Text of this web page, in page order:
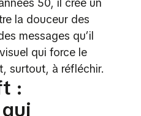
la douceur des
messages qu’il
qui force le
surtout, à réfléchir.
: